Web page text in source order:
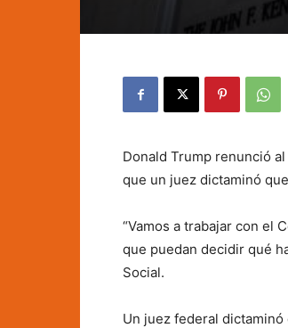
Donald Trump renunció
que un juez dictaminó
“Vamos a trabajar con el
que puedan decidir qué
Social.
Un juez federal